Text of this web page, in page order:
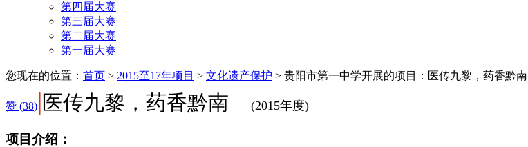
第四届大赛
第三届大赛
第二届大赛
第一届大赛
您现在的位置： 首页 > 2015至17年项目 > 文化遗产保护 > 贵阳市第一中学开展的项目：医传九黎，药香黔南
赞 (38)|医传九黎，药香黔南 (2015年度)
项目介绍：